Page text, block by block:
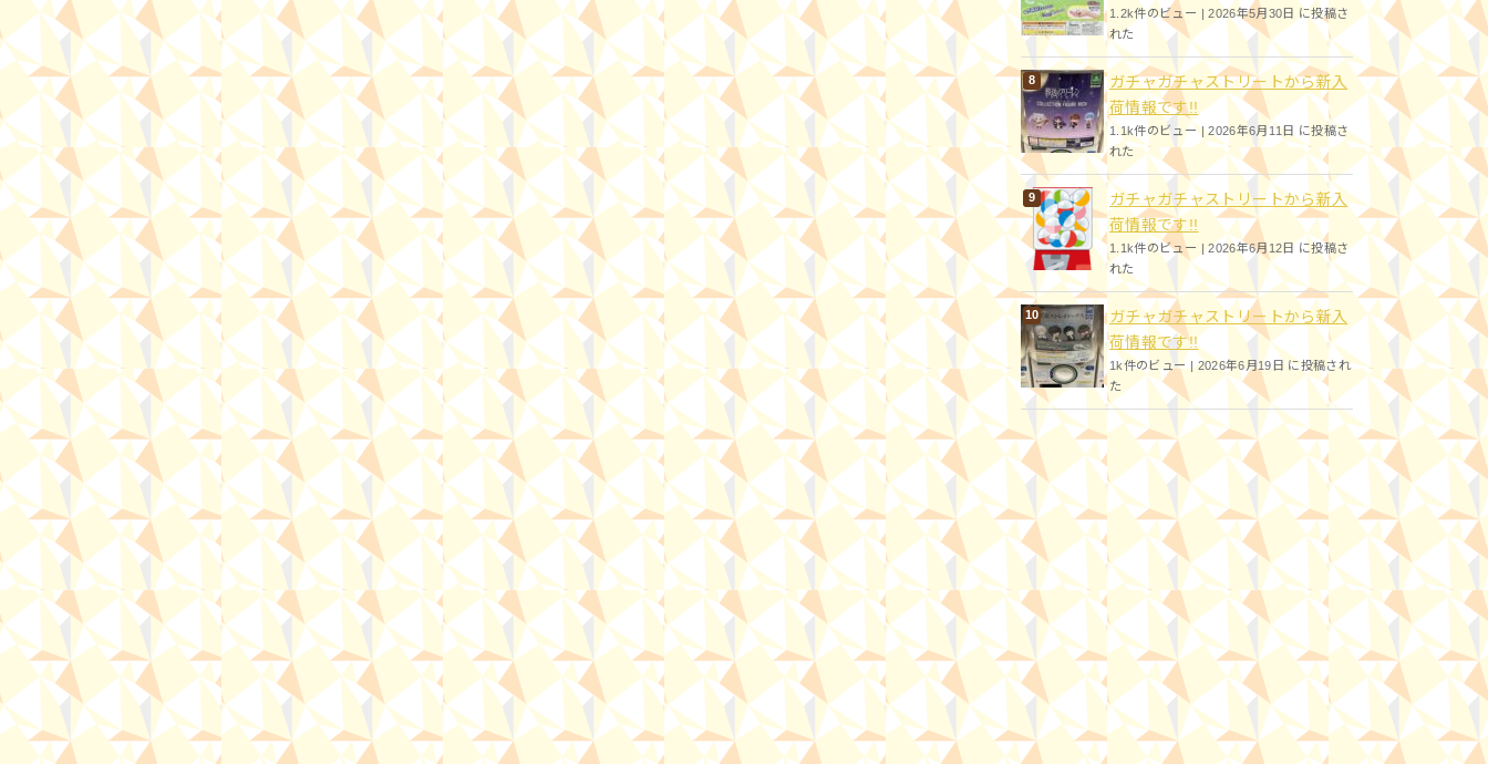
1.2k件のビュー |2026年5月30日 に投稿さ
れた
ガチャガチャストリートから新入
荷情報です!!
1.1k件のビュー|2026年6月11日 に投稿さ
れた
ガチャガチャストリートから新入
荷情報です!!
1.1k件のビュー |2026年6月12日 に投稿さ
れた
ガチャガチャストリートから新入
荷情報です!!
1k件のビュー |2026年6月19日 に投稿され
た